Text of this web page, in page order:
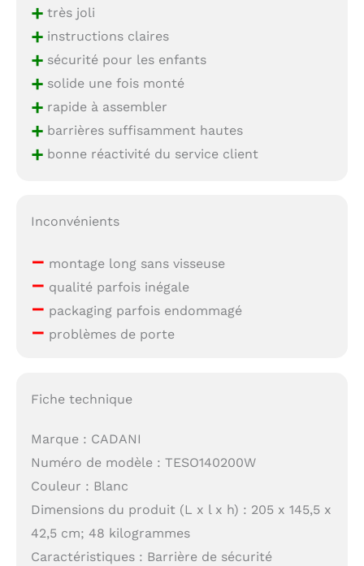
+très joli
+instructions claires
+sécurité pour les enfants
+solide une fois monté
+rapide à assembler
+barrières suffisamment hautes
+bonne réactivité du service client
Inconvénients
– montage long sans visseuse
– qualité parfois inégale
– packaging parfois endommagé
– problèmes de porte
Fiche technique
Marque : CADANI
Numéro de modèle : TESO140200W
Couleur : Blanc
Dimensions du produit (L x l x h) : 205 x 145,5 x
42,5 cm; 48 kilogrammes
Caractéristiques : Barrière de sécurité